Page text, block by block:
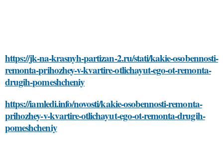
https://jk-na-krasnyh-partizan-2.ru/stati/kakie-osobennosti-
remonta-prihozhey-v-kvartire-otlichayut-ego-ot-remonta-
drugih-pomeshcheniy
https://iamledi.info/novosti/kakie-osobennosti-remonta-
prihozhey-v-kvartire-otlichayut-ego-ot-remonta-drugih-
pomeshcheniy